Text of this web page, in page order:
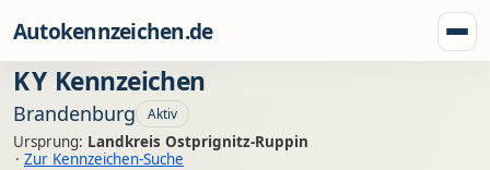
Autokennzeichen.de
KY Kennzeichen
Brandenburg Aktiv
Ursprung: Landkreis Ostprignitz-Ruppin
· Zur Kennzeichen-Suche